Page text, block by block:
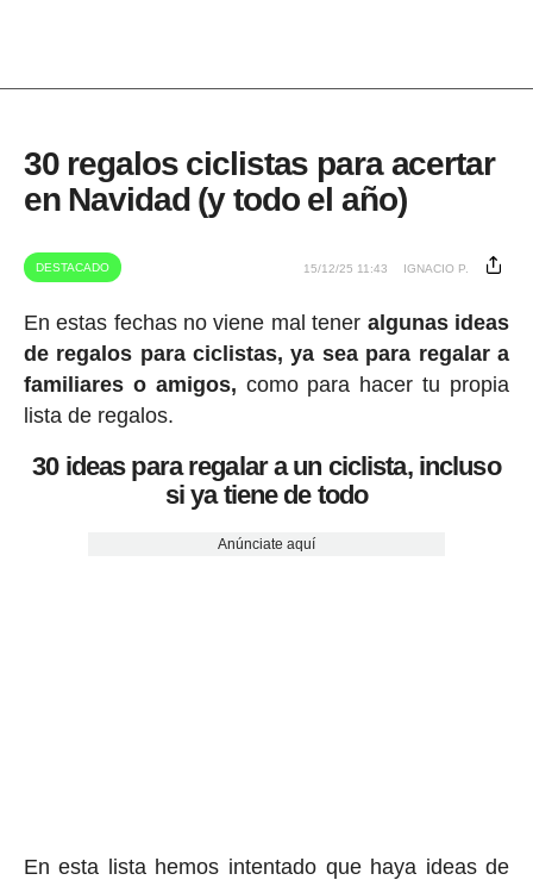
30 regalos ciclistas para acertar
en Navidad (y todo el año)
DESTACADO 15/12/25 11:43 IGNACIO P.
En estas fechas no viene mal tener algunas ideas
de regalos para ciclistas, ya sea para regalar a
familiares o amigos, como para hacer tu propia
lista de regalos.
30 ideas para regalar a un ciclista, incluso
si ya tiene de todo
Anúnciate aquí
En esta lista hemos intentado que haya ideas de